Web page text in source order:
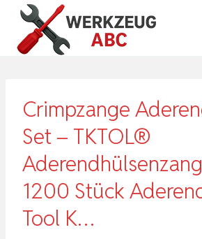
Zum
Inhalt
springen
Crimpzange
Set – TKTOL®
1200 Stück
Tool K…